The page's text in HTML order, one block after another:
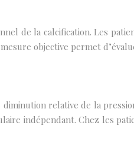
de la calcification. Les
objective permet
relative de la
indépendant. Chez les